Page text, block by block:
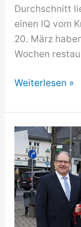
Durchschnitt
einen IQ vom
20. März
Wochen
Christus-
in
Rüblinghausen
zerstört
Weiterlesen »